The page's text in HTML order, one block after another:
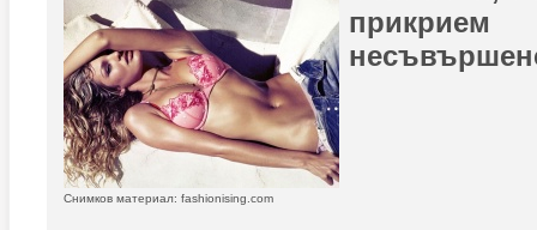
прикрием
Снимков материал: fashionising.com